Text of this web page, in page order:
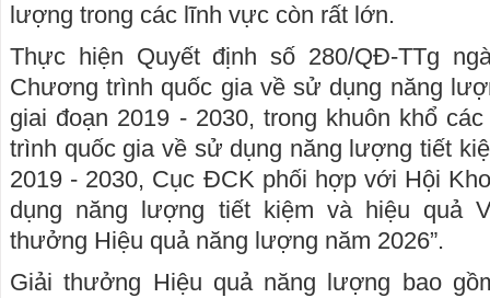
lượng trong các lĩnh vực còn rất lớn.
Thực hiện Quyết định số 280/QĐ-TTg
Chương trình quốc gia về sử dụng năng
giai đoạn 2019 - 2030, trong khuôn khổ
trình quốc gia về sử dụng năng lượng tiết
2019 - 2030, Cục ĐCK phối hợp với Hội
dụng năng lượng tiết kiệm và hiệu quả
thưởng Hiệu quả năng lượng năm 2026”.
Giải thưởng Hiệu quả năng lượng bao